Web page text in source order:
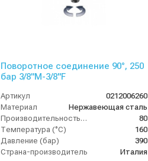
Поворотное соединение 90°, 250
бар 3/8"M-3/8"F
Артикул
0212006260
Материал
Нержавеющая сталь
Производительность (л/мин)
80
Температура (°C)
160
Давление (бар)
390
Страна-производитель
Италия